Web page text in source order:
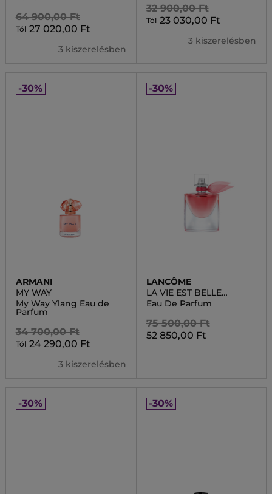
64 900,00 Ft
Tól 27 020,00 Ft
3 kiszerelésben
32 900,00 Ft
Tól 23 030,00 Ft
3 kiszerelésben
-30%
ARMANI
MY WAY
My Way Ylang Eau de
Parfum
34 700,00 Ft
Tól 24 290,00 Ft
3 kiszerelésben
-30%
LANCÔME
LA VIE EST BELLE
INTENSÉMENT
Eau De Parfum
75 500,00 Ft
52 850,00 Ft
-30% -30%